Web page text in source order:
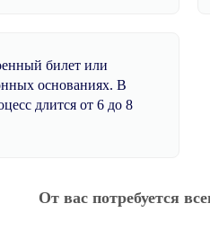
билет или
основаниях. В
длится от 6 до 8
От вас потребуется